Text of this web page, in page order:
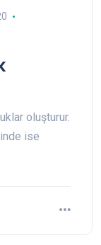
oluşturur.
ise